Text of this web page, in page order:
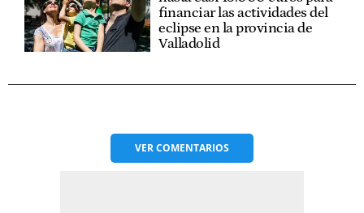
financiar las actividades del
eclipse en la provincia de
Valladolid
VERCOMENTARIOS